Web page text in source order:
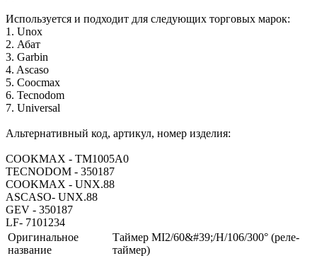
Используется и подходит для следующих торговых марок:
1. Unox
2. Абат
3. Garbin
4. Ascaso
5. Coocmax
6. Tecnodom
7. Universal
Альтернативный код, артикул, номер изделия:
COOKMAX - TM1005A0
TECNODOM - 350187
COOKMAX - UNX.88
ASCASO- UNX.88
GEV - 350187
LF- 7101234
Оригинальное
название
Таймер MI2/60&#39;/H/106/300° (реле-
таймер)